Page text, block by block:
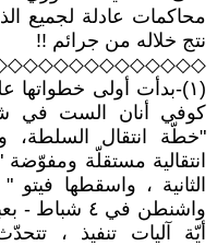
محاكمات عادلة لجميع
نتج خلاله من جرائم !!
(١)-بدأت أولى
"خطّة انتقال السلطة،
انتقالية مستقلّة
الثانية ، واسقطها
واشنطن في ٤
أيّة آليات تنفيذ ،